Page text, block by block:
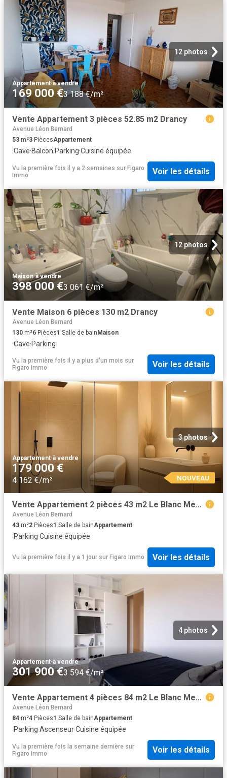
12 photos
Appartement·à vendre
169 000 €3 188 €/m²
Vente Appartement 3 pièces 52.85 m2 Drancy
Avenue Léon Bernard
53 m²3 PiècesAppartement
·Cave·Balcon·Parking·Cuisine équipée
Vu la première fois il y a 2 semaines sur Figaro
Immo
Voir les détails
12 photos
Maison·à vendre
398 000 €3 061 €/m²
Vente Maison 6 pièces 130 m2 Drancy
Avenue Léon Bernard
130 m²6 Pièces1 Salle de bainMaison
·Cave·Parking
Vu la première fois il y a plus d'un mois sur
Figaro Immo
Voir les détails
3 photos
Appartement·à vendre
179 000 €
4 162 €/m² NOUVEAU
Vente Appartement 2 pièces 43 m2 Le Blanc Mesnil
Avenue Léon Bernard
43 m²2 Pièces1 Salle de bainAppartement
·Parking·Cuisine équipée
Vu la première fois il y a 1 jour sur Figaro Immo Voir les détails
4 photos
Appartement·à vendre
301 900 €3 594 €/m²
Vente Appartement 4 pièces 84 m2 Le Blanc Mesnil
Avenue Léon Bernard
84 m²4 Pièces1 Salle de bainAppartement
·Parking·Ascenseur·Cuisine équipée
Vu la première fois la semaine dernière sur
Figaro Immo
Voir les détails